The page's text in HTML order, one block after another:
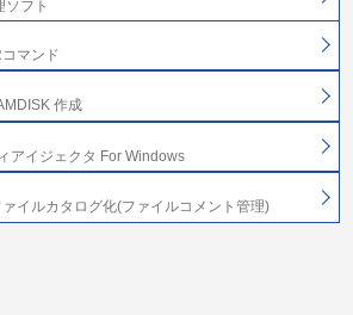
ソフト
マンド
作成
アイジェクタ For Windows
イルカタログ化(ファイルコメント管理)